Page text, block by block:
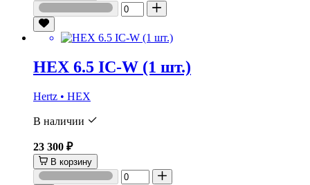
HEX 6.5 IC-W (1 шт.)
Hertz • HEX
В наличии
23 300 ₽
В корзину